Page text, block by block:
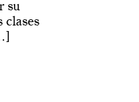
su
clases